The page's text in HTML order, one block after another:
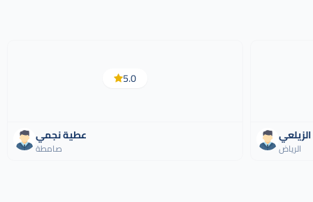
5.0
عطية نجمي
صامطة الرياض